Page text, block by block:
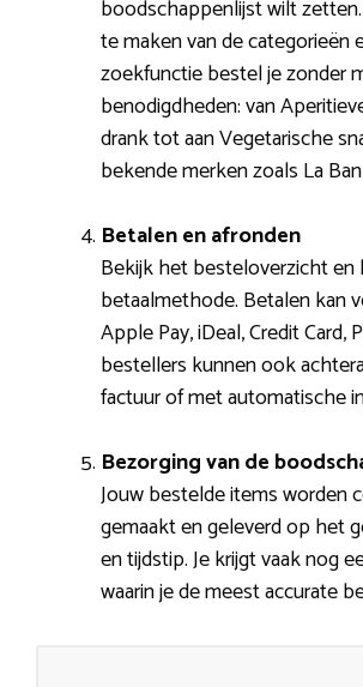
boodschappenlijst wilt
te maken van de categorieën
zoekfunctie bestel je zonder
benodigdheden: van
drank tot aan Vegetarische
bekende merken zoals La
Betalen en afronden
Bekijk het besteloverzicht en
betaalmethode. Betalen kan
Apple Pay, iDeal, Credit Card,
bestellers kunnen ook
factuur of met automatische
Bezorging van de
Jouw bestelde items worden
gemaakt en geleverd op het
en tijdstip. Je krijgt vaak nog
waarin je de meest accurate